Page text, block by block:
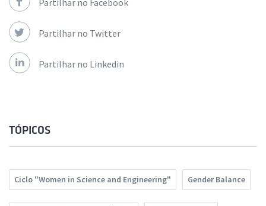
Partilhar no Facebook
Partilhar no Twitter
Partilhar no Linkedin
TÓPICOS
Ciclo "Women in Science and Engineering" Gender Balance